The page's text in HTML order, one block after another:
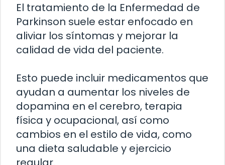
El tratamiento de la Enfermedad de
Parkinson suele estar enfocado en
aliviar los síntomas y mejorar la
calidad de vida del paciente.
Esto puede incluir medicamentos que
ayudan a aumentar los niveles de
dopamina en el cerebro, terapia
física y ocupacional, así como
cambios en el estilo de vida, como
una dieta saludable y ejercicio